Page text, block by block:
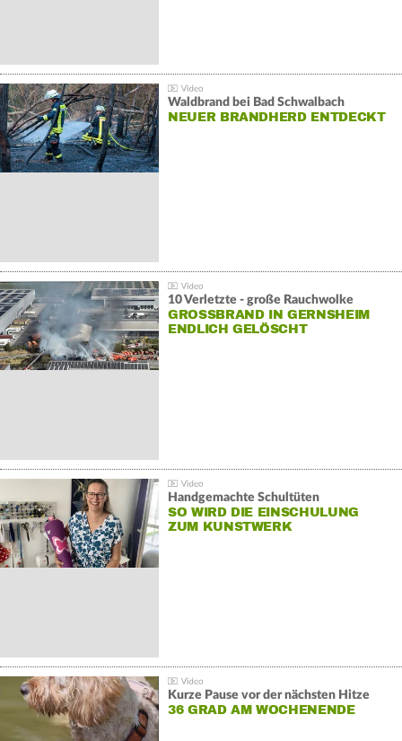
Waldbrand bei Bad Schwalbach
NEUER BRANDHERD ENTDECKT
10 Verletzte - große Rauchwolke
GROSSBRAND IN GERNSHEIM E
NDLICH GELÖSCHT
Handgemachte Schultüten
SO WIRD DIE EINSCHULUNG
ZUM KUNSTWERK
Kurze Pause vor der nächsten Hitze
36 GRAD AM WOCHENENDE